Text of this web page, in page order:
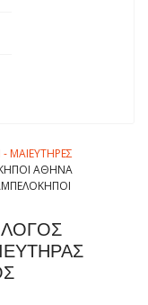
ΜΑΙΕΥΤΗΡΕΣ
ΑΘΗΝΑ